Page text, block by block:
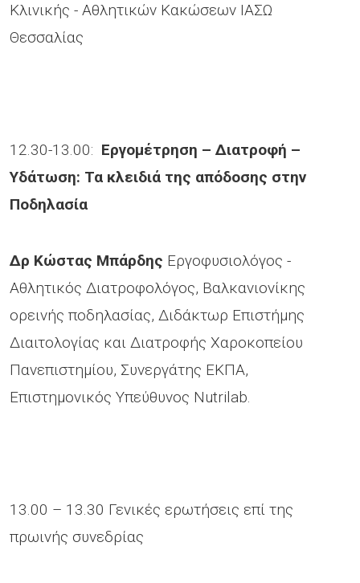
Κλινικής - Αθλητικών Κακώσεων ΙΑΣΩ
Θεσσαλίας
12.30-13.00: Εργομέτρηση – Διατροφή –
Υδάτωση: Τα κλειδιά της απόδοσης στην
Ποδηλασία
Δρ Κώστας Μπάρδης Eργοφυσιολόγος -
Αθλητικός Διατροφολόγος, Βαλκανιονίκης
ορεινής ποδηλασίας, Διδάκτωρ Eπιστήμης
Διαιτολογίας και Διατροφής Χαροκοπείου
Πανεπιστημίου, Συνεργάτης EKΠΑ,
Επιστημονικός Υπεύθυνος Νutrilab.
13.00 – 13.30 Γενικές ερωτήσεις επί της
πρωινής συνεδρίας